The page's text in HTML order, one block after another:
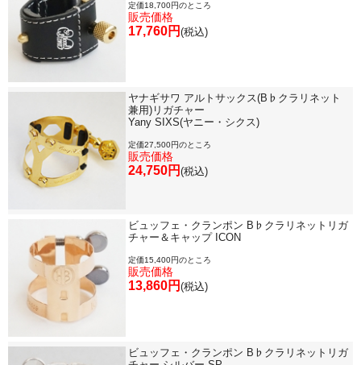
定価18,700円のところ
販売価格
17,760円 (税込)
ヤナギサワ アルトサックス(B♭クラリネット
兼用)リガチャー
Yany SIXS(ヤニー・シクス)
定価27,500円のところ
販売価格
24,750円 (税込)
ビュッフェ・クランポン B♭クラリネットリガ
チャー＆キャップ ICON
定価15,400円のところ
販売価格
13,860円 (税込)
ビュッフェ・クランポン B♭クラリネットリガ